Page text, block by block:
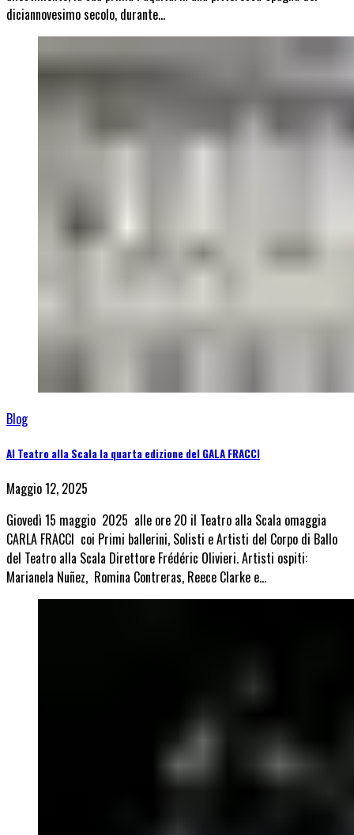
diciannovesimo secolo, durante…
Blog
Al Teatro alla Scala la quarta edizione del GALA FRACCI
Maggio 12, 2025
Giovedì 15 maggio 2025 alle ore 20 il Teatro alla Scala omaggia
CARLA FRACCI coi Primi ballerini, Solisti e Artisti del Corpo di Ballo
del Teatro alla Scala Direttore Frédéric Olivieri. Artisti ospiti:
Marianela Nuñez, Romina Contreras, Reece Clarke e…